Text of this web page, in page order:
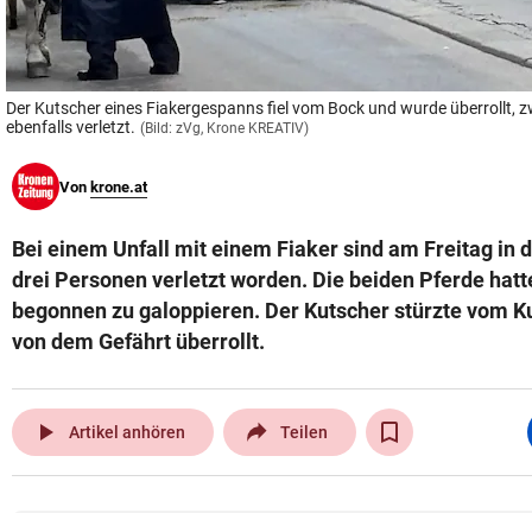
Der Kutscher eines Fiakergespanns fiel vom Bock und wurde überrollt,
ebenfalls verletzt. (Bild: zVg, Krone KREATIV)
Von krone.at
Bei einem Unfall mit einem Fiaker sind am Freitag in
drei Personen verletzt worden. Die beiden Pferde
begonnen zu galoppieren. Der Kutscher stürzte vom
von dem Gefährt überrollt.
play_arrow Artikel anhören Teilen